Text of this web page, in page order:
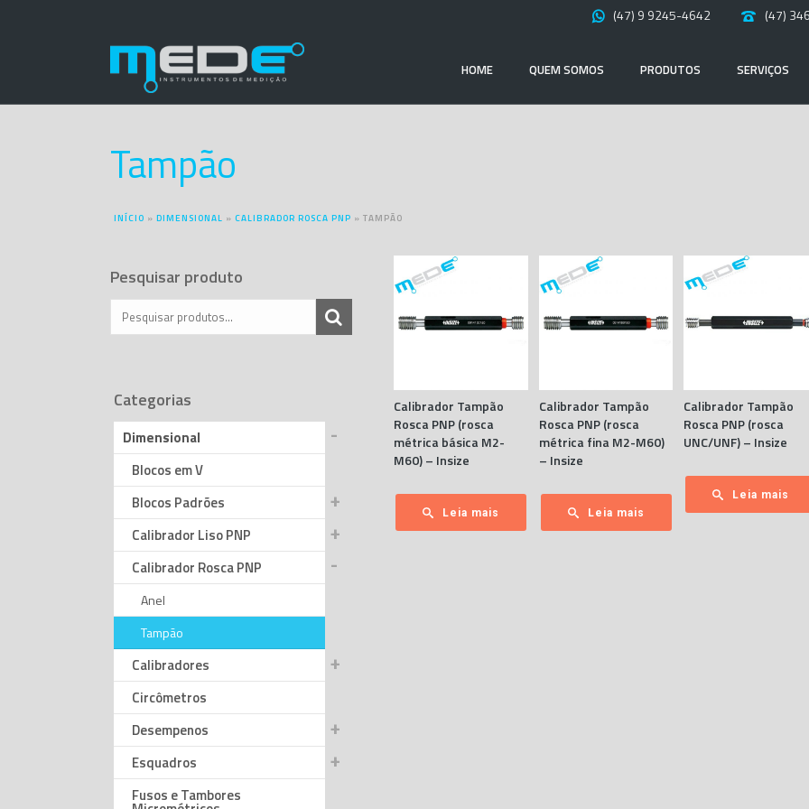
(47) 9 9245-4642 (47)
HOME QUEM SOMOS PRODUTOS SERVIÇOS
Tampão
INÍCIO » DIMENSIONAL » CALIBRADOR ROSCA PNP » TAMPÃO
Calibrador Tampão
Rosca PNP (rosca
métrica básica M2-
M60) – Insize
Leia mais
Calibrador Tampão
Rosca PNP (rosca
métrica fina M2-M60)
– Insize
Leia mais
Calibrador Tampão
Rosca PNP (rosca
UNC/UNF) – Insize
Leia mais
Pesquisar produto
Categorias
Dimensional
Blocos em V
Blocos Padrões
Calibrador Liso PNP
Calibrador Rosca PNP
Anel
Tampão
Calibradores
Circômetros
Desempenos
Esquadros
Fusos e Tambores